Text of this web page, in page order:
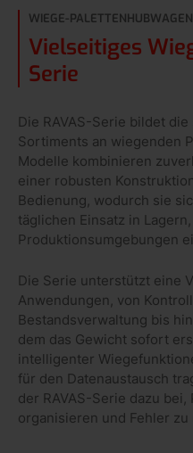
WIEGE-
Vielseitiges
Serie
Die RAVAS-Serie bildet
Sortiments an wiegenden
Modelle kombinieren
einer robusten
Bedienung, wodurch sie
täglichen Einsatz in
Produktionsumgebungen
Die Serie unterstützt eine
Anwendungen, von
Bestandsverwaltung bis
dem das Gewicht sofort
intelligenter
für den Datenaustausch
der RAVAS-Serie dazu
organisieren und Fehler